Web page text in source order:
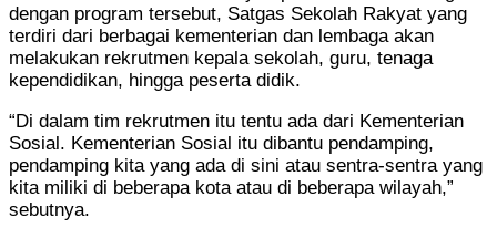
dengan program tersebut, Satgas Sekolah Rakyat yang
terdiri dari berbagai kementerian dan lembaga akan
melakukan rekrutmen kepala sekolah, guru, tenaga
kependidikan, hingga peserta didik.
“Di dalam tim rekrutmen itu tentu ada dari Kementerian
Sosial. Kementerian Sosial itu dibantu pendamping,
pendamping kita yang ada di sini atau sentra-sentra yang
kita miliki di beberapa kota atau di beberapa wilayah,”
sebutnya.